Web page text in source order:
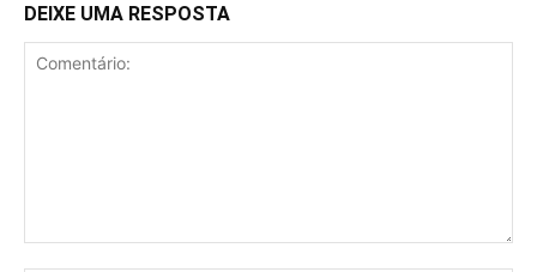
DEIXE UMA RESPOSTA